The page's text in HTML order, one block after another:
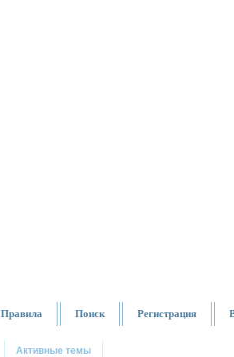
Правила Поиск Регистрация
Активные темы